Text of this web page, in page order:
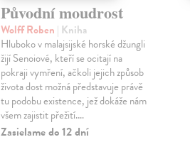
Původní moudrost
Wolff Roben | Kniha
Hluboko v malajsijské horské džungli
žijí Senoiové, kteří se ocitají na
pokraji vymření, ačkoli jejich způsob
života dost možná představuje právě
tu podobu existence, jež dokáže nám
všem zajistit přežití.…
Zasielame do 12 dní